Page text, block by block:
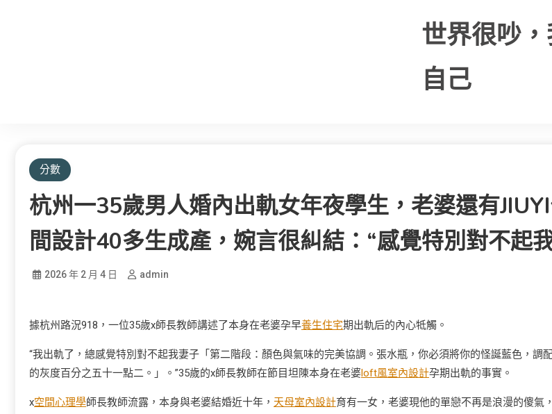
世界很吵
自己
分數
杭州一35歲男人婚內出軌女年夜學生，老婆還有
間設計40多生成產，婉言很糾結：“感覺特別對不起
2026 年 2 月 4 日 admin
據杭州路況918，一位35歲x師長教師講述了本身在老婆孕早養生住宅期出軌后的內心牴觸。
“我出軌了，總感覺特別對不起我妻子「第二階段：顏色與氣味的完美協調。張水瓶，你必須將你的怪誕藍色，調
的灰度百分之五十一點二。」。”35歲的x師長教師在節目坦陳本身在老婆loft風室內設計孕期出軌的事實。
x空間心理學師長教師流露，本身與老婆結婚近十年， 天母室內設計育有一女，老婆現他的單戀不再是浪漫的傻氣